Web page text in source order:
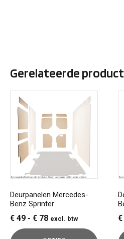
Gerelateerde
Deurpanelen Mercedes-
Benz Sprinter
€ 49 - € 78Prijsklasse:
€ 49
excl. btw
product
meerdere
variaties.
Deze
kan
gekozen
worden
op
de
€